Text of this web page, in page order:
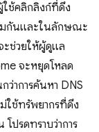
ช้คลิกลิงก์ที่ดึง
มกันและในลักษณะ
ช่วยให้ผู้ดูแล
จะหยุดโหลด
ว่าการค้นหา DNS
ใช้ทรัพยากรที่ดึง
ปรดทราบว่าการ